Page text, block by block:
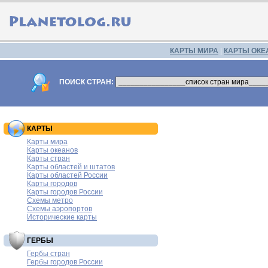
КАРТЫ МИРА КАРТЫ
ПОИСК СТРАН:
КАРТЫ
Карты мира
Карты океанов
Карты стран
Карты областей и штатов
Карты областей России
Карты городов
Карты городов России
Схемы метро
Схемы аэропортов
Исторические карты
ГЕРБЫ
Гербы стран
Гербы городов России